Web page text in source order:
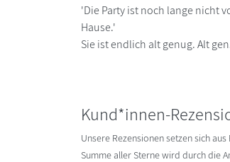
'Die Party ist noch lange nicht
Hause.'
Sie ist endlich alt genug. Alt
Kund*innen-
Unsere Rezensionen setzen sich
Summe aller Sterne wird durch die